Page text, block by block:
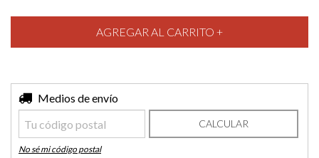
Entregas para el CP:
Medios de envío
CALCULAR
No sé mi código postal